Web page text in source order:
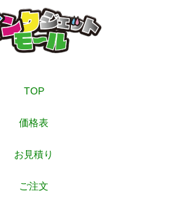
TOP
価格表
お見積り
ご注文